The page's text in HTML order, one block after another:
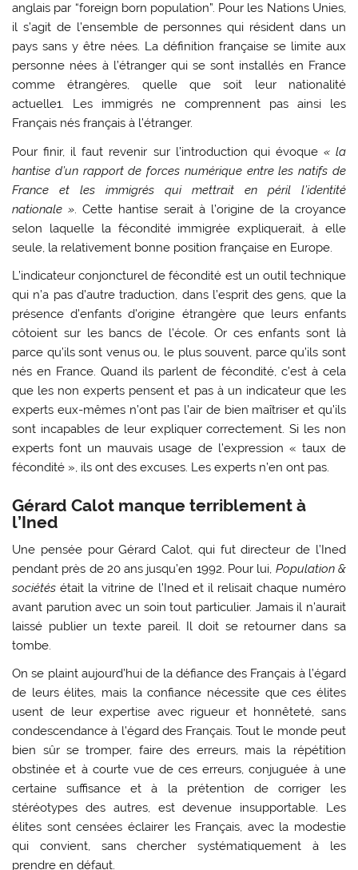
anglais par “foreign born population”. Pour les Nations Unies,
il s’agit de l’ensemble de personnes qui résident dans un
pays sans y être nées. La définition française se limite aux
personne nées à l’étranger qui se sont installés en France
comme étrangères, quelle que soit leur nationalité
actuelle1. Les immigrés ne comprennent pas ainsi les
Français nés français à l’étranger.
Pour finir, il faut revenir sur l’introduction qui évoque « la
hantise d’un rapport de forces numérique entre les natifs de
France et les immigrés qui mettrait en péril l’identité
nationale » . Cette hantise serait à l’origine de la croyance
selon laquelle la fécondité immigrée expliquerait, à elle
seule, la relativement bonne position française en Europe.
L’indicateur conjoncturel de fécondité est un outil technique
qui n’a pas d’autre traduction, dans l’esprit des gens, que la
présence d’enfants d’origine étrangère que leurs enfants
côtoient sur les bancs de l’école. Or ces enfants sont là
parce qu’ils sont venus ou, le plus souvent, parce qu’ils sont
nés en France. Quand ils parlent de fécondité, c’est à cela
que les non experts pensent et pas à un indicateur que les
experts eux-mêmes n’ont pas l’air de bien maîtriser et qu’ils
sont incapables de leur expliquer correctement. Si les non
experts font un mauvais usage de l’expression « taux de
fécondité », ils ont des excuses. Les experts n’en ont pas.
Gérard Calot manque terriblement à
l’Ined
Une pensée pour Gérard Calot, qui fut directeur de l’Ined
pendant près de 20 ans jusqu’en 1992. Pour lui, Population &
sociétés était la vitrine de l’Ined et il relisait chaque numéro
avant parution avec un soin tout particulier. Jamais il n’aurait
laissé publier un texte pareil. Il doit se retourner dans sa
tombe.
On se plaint aujourd’hui de la défiance des Français à l’égard
de leurs élites, mais la confiance nécessite que ces élites
usent de leur expertise avec rigueur et honnêteté, sans
condescendance à l’égard des Français. Tout le monde peut
bien sûr se tromper, faire des erreurs, mais la répétition
obstinée et à courte vue de ces erreurs, conjuguée à une
certaine suffisance et à la prétention de corriger les
stéréotypes des autres, est devenue insupportable. Les
élites sont censées éclairer les Français, avec la modestie
qui convient, sans chercher systématiquement à les
prendre en défaut.